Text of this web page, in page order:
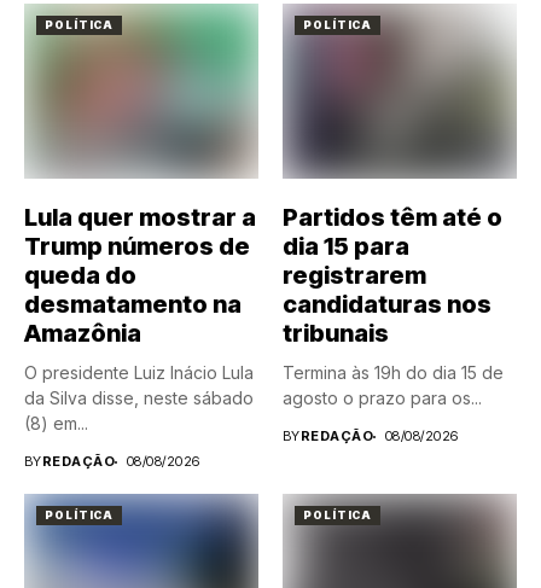
POLÍTICA
Lula quer mostrar a
Trump números de
queda do
desmatamento na
Amazônia
O presidente Luiz Inácio Lula
da Silva disse, neste sábado
(8) em...
BYREDAÇÃO 08/08/2026
POLÍTICA
Partidos têm até o
dia 15 para
registrarem
candidaturas nos
tribunais
Termina às 19h do dia 15 de
agosto o prazo para os...
BYREDAÇÃO 08/08/2026
POLÍTICA POLÍTICA